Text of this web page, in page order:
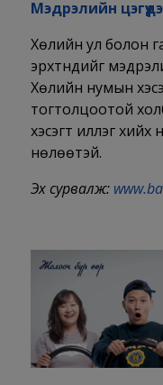
Мэдрэлийн
Хөлийн ул болон
эрхтнүүдийг
Хөлийн нумын
тогтолцоотой
хэсэгт иллэг
нөлөөтэй.
Эх сурвалж: